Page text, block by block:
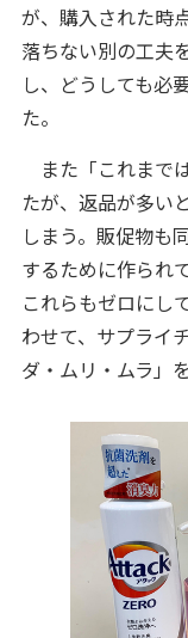
が、購入された時
落ちない別の工夫
し、どうしても必
た。
また「これまで
たが、返品が多い
しまう。販促物も
するために作られ
これらもゼロにし
わせて、サプライ
ダ・ムリ・ムラ」